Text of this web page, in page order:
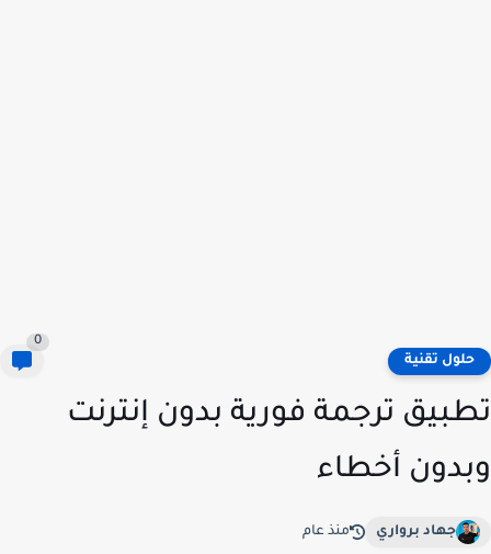
تقنية
ترجمة فورية بدون إنترنت
أخطاء
جهاد برواري منذ عام